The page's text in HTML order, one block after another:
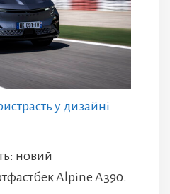
у дизайні
новий
Alpine A390.